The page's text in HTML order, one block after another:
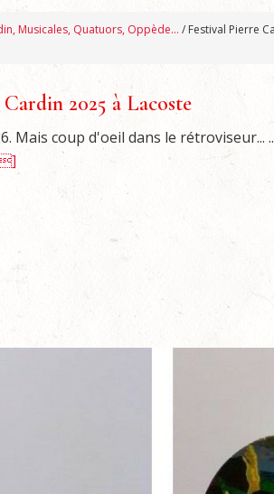
Musicales, Quatuors, Oppède… / Festival Pierre
2025 à Lacoste
Mais coup d'oeil dans le rétroviseur...